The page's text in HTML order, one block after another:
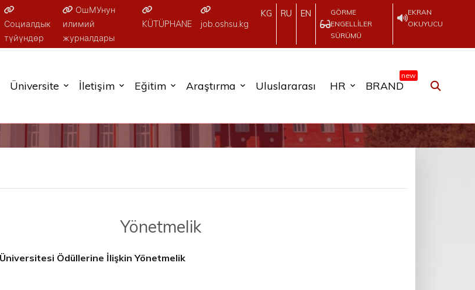
Социалдык
түйүндөр
ОшМУнун
илимий
журналдары
KÜTÜPHANE job.oshsu.kg
KG RU EN
GÖRME
ENGELLILER
SÜRÜMÜ
EKRAN
OKUYUCU
Üniversite İletişim Eğitim Araştırma Uluslararası HR BRAND
new
Yönetmelik
Ödüllerine İlişkin Yönetmelik